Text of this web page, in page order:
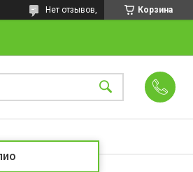
Корзина
Нет отзывов,